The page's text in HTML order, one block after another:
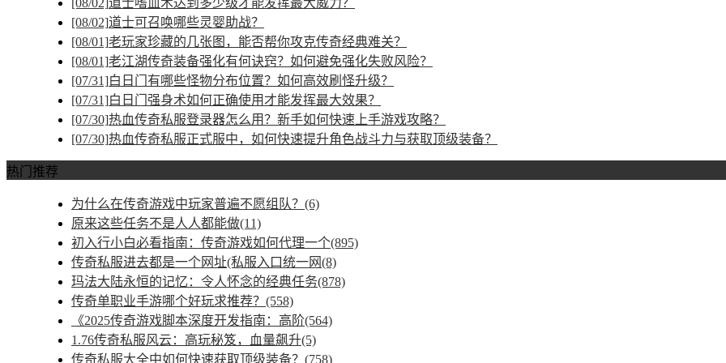
[08/02] 道士嗜血术达到多少级才能发挥最大威力？
[08/02]道士可召唤哪些灵婴助战？
[08/01]老玩家珍藏的几张图，能否帮你攻克传奇经典难关？
[08/01]老江湖传奇装备强化有何诀窍？如何避免强化失败风险？
[07/31]白日门有哪些怪物分布位置？如何高效刷怪升级？
[07/31]白日门强身术如何正确使用才能发挥最大效果？
[07/30]热血传奇私服登录器怎么用？新手如何快速上手游戏攻略？
[07/30]热血传奇私服正式服中，如何快速提升角色战斗力与获取顶级装备？
热门推荐
为什么在传奇游戏中玩家普遍不愿组队？(6)
原来这些任务不是人人都能做(11)
初入行小白必看指南：传奇游戏如何代理一个(895)
传奇私服进去都是一个网址(私服入口统一网(8)
玛法大陆永恒的记忆：令人怀念的经典任务(878)
传奇单职业手游哪个好玩求推荐？(558)
《2025传奇游戏脚本深度开发指南：高阶(564)
1.76传奇私服风云：高玩秘笈，血量飙升(5)
传奇私服大全中如何快速获取顶级装备？(758)